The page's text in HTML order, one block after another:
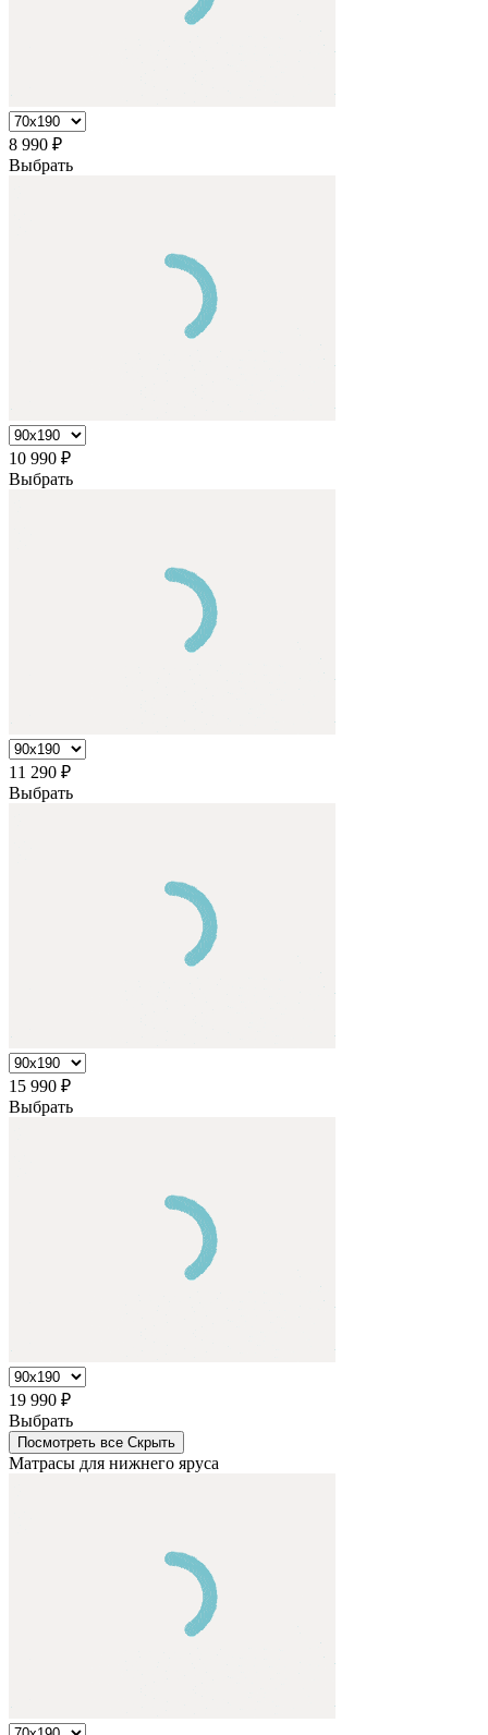
8 990 ₽
Выбрать
10 990 ₽
Выбрать
11 290 ₽
Выбрать
15 990 ₽
Выбрать
19 990 ₽
Выбрать
Посмотреть все Cкрыть
Матрасы для нижнего яруса